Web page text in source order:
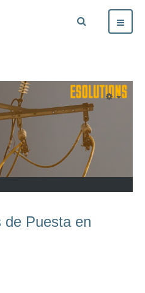
de Puesta en